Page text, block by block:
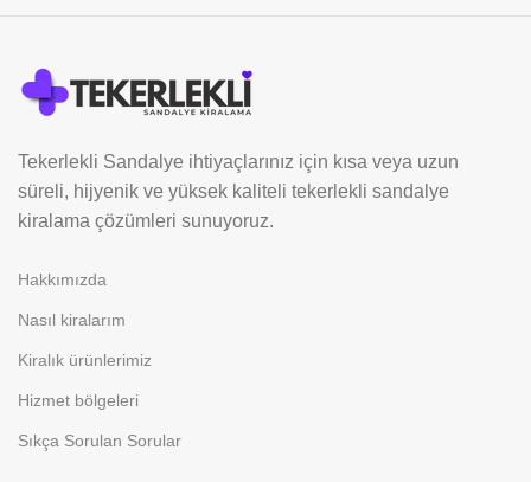
Tekerlekli Sandalye ihtiyaçlarınız için kısa veya uzun
süreli, hijyenik ve yüksek kaliteli tekerlekli sandalye
kiralama çözümleri sunuyoruz.
Hakkımızda
Nasıl kiralarım
Kiralık ürünlerimiz
Hizmet bölgeleri
Sıkça Sorulan Sorular